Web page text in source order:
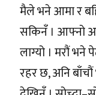
मैले भने आमा र
सकिनँ । आफ्नो
लाग्यो । मरौं भने
रहर छ, अनि